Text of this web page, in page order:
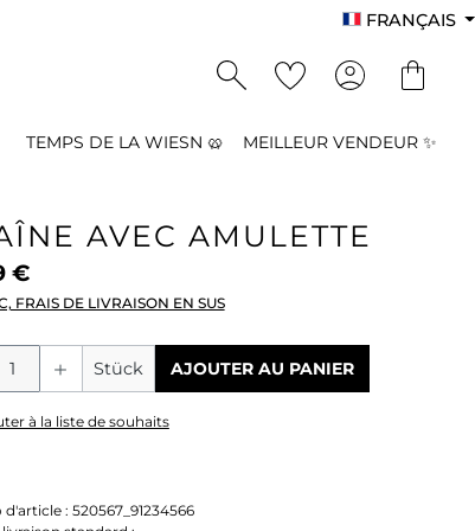
FRANÇAIS
TEMPS DE LA WIESN 🥨 MEILLEUR VENDEUR ✨
AVEC AMULETTE
€
FRAIS DE LIVRAISON EN SUS
de produit : Entrez la
Stück AJOUTER AU PANIER
à la liste de souhaits
d'article : 520567_91234566